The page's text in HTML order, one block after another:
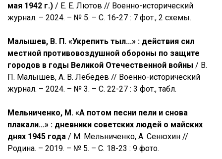
мая 1942 г.) / Е. Е. Лютов // Военно-исторический
журнал. – 2024. – № 5. – С. 16-27 : 7 фот., 2 схемы.
Малышев, В. П. «Укрепить тыл...» : действия сил
местной противовоздушной обороны по защите
городов в годы Великой Отечественной войны / В.
П. Малышев, А. В. Лебедев // Военно-исторический
журнал. – 2024. – № 3. – С. 22-27 : 3 фот., табл.
Мельниченко, М. «А потом песни пели и снова
плакали...» : дневники советских людей о майских
днях 1945 года / М. Мельниченко, А. Сенюхин //
Родина. – 2019. – № 5. – С. 18-23 : 9 фото.